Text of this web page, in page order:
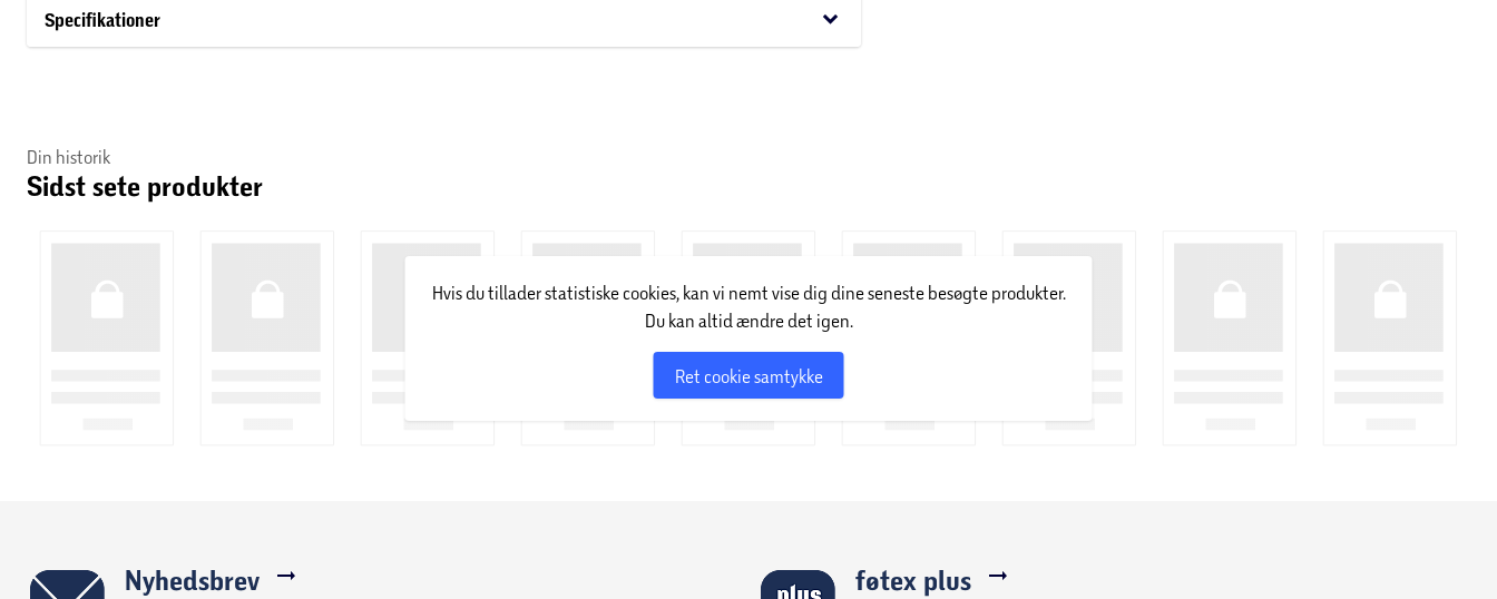
almindelig opvaskemiddel, så er den klar til dit næste grillmesterværk.
Specifikationer keyboard_arrow_down
Din historik
Sidst sete produkter
Hvis du tillader statistiske cookies, kan vi nemt vise dig dine seneste besøgte produkter.
Du kan altid ændre det igen.
Ret cookie samtykke
Nyhedsbrev føtex plus